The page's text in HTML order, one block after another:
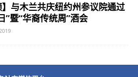
】与木兰共庆纽约州参议院通过
”暨“华裔传统周”酒会